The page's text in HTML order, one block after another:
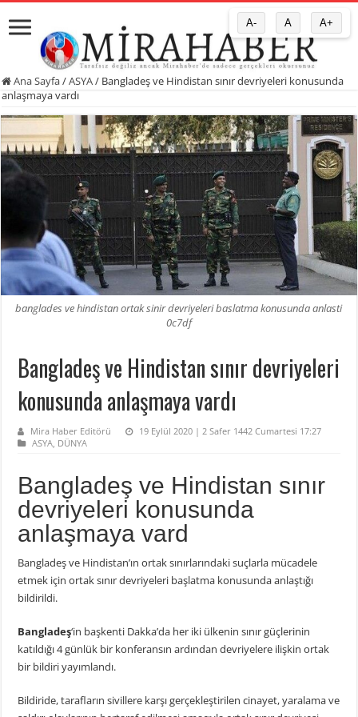
Ana Sayfa/ASYA/ Bangladeş ve Hindistan sınır devriyeleri konusunda
anlaşmaya vardı
banglades ve hindistan ortak sinir devriyeleri baslatma konusunda anlasti
0c7df
Bangladeş ve Hindistan sınır devriyeleri
konusunda anlaşmaya vardı
Mira Haber Editörü
19 Eylül 2020 | 2 Safer 1442 Cumartesi 17:27
ASYA DÜNYA
Bangladeş ve Hindistan sınır
devriyeleri konusunda
anlaşmaya vard
Bangladeş ve Hindistan’ın ortak sınırlarındaki suçlarla mücadele
etmek için ortak sınır devriyeleri başlatma konusunda anlaştığı
bildirildi.
Bangladeş‘in başkenti Dakka’da her iki ülkenin sınır güçlerinin
katıldığı 4 günlük bir konferansın ardından devriyelere ilişkin ortak
bir bildiri yayımlandı.
Bildiride, tarafların sivillere karşı gerçekleştirilen cinayet, yaralama ve
A- A A+